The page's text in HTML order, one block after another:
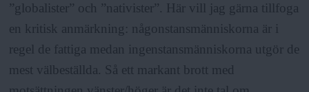
”globalister” och ”nativister”. Här vill jag gärna tillfoga
en kritisk anmärkning: någonstansmänniskorna är i
regel de fattiga medan ingenstansmänniskorna utgör de
mest välbeställda. Så ett markant brott med